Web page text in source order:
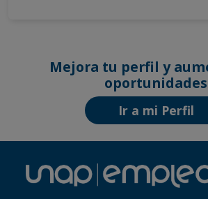
Mejora tu perfil y
oportunidades
Ir a mi Perfil